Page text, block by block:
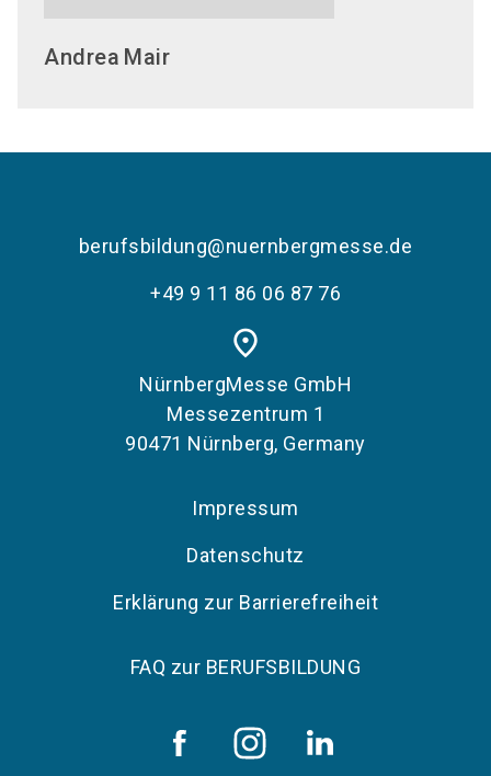
Andrea Mair
berufsbildung@nuernbergmesse.de
+49 9 11 86 06 87 76
place
NürnbergMesse GmbH
Messezentrum 1
90471 Nürnberg, Germany
Impressum
Datenschutz
Erklärung zur Barrierefreiheit
FAQ zur BERUFSBILDUNG